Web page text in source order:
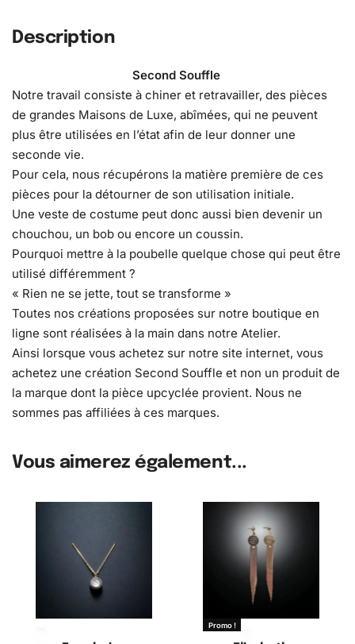
Description
Second Souffle
Notre travail consiste à chiner et retravailler, des pièces
de grandes Maisons de Luxe, abîmées, qui ne peuvent
plus être utilisées en l’état afin de leur donner une
seconde vie.
Pour cela, nous récupérons la matière première de ces
pièces pour la détourner de son utilisation initiale.
Une veste de costume peut donc aussi bien devenir un
chouchou, un bob ou encore un coussin.
Pourquoi mettre à la poubelle quelque chose qui peut être
utilisé différemment ?
« Rien ne se jette, tout se transforme »
Toutes nos créations proposées sur notre boutique en
ligne sont réalisées à la main dans notre Atelier.
Ainsi lorsque vous achetez sur notre site internet, vous
achetez une création Second Souffle et non un produit de
la marque dont la pièce upcyclée provient. Nous ne
sommes pas affiliées à ces marques.
Vous aimerez également...
Promo !